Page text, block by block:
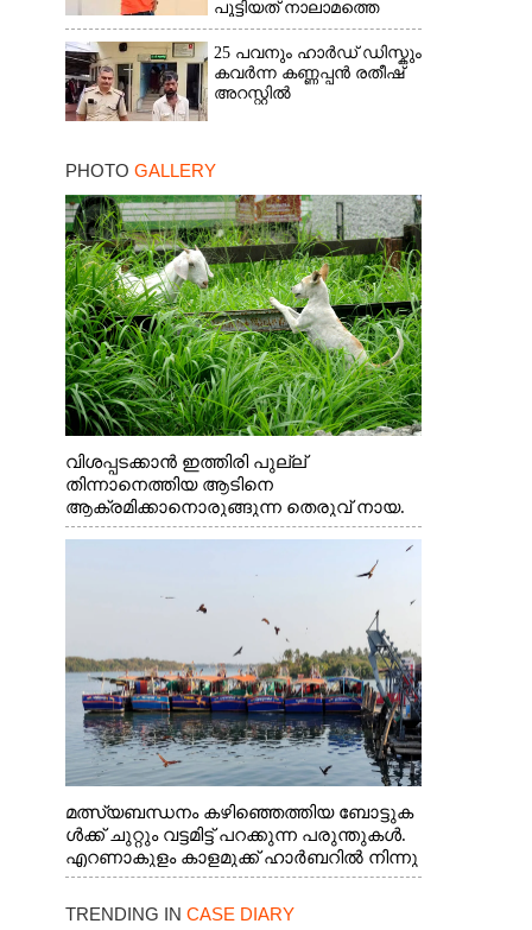
പൂട്ടിയത് നാലാമത്തെ
പോക്‌സോ കേസിൽ
25 പവനും ഹാർഡ് ഡിസ്കും
കവർന്ന കണ്ണപ്പൻ രതീഷ്
അറസ്റ്റിൽ
PHOTO GALLERY
വിശപ്പടക്കാൻ ഇത്തിരി പുല്ല്
തിന്നാനെത്തിയ ആടിനെ
ആക്രമിക്കാനൊരുങ്ങുന്ന തെരുവ് നായ.
എറണാകുളം വാത്തുരുത്തിയിൽ നിന്നുള്ള
മത്സ്യബന്ധനം കഴിഞ്ഞെത്തിയ ബോട്ടുക
ൾക്ക് ചുറ്റും വട്ടമിട്ട് പറക്കുന്ന പരുന്തുകൾ.
എറണാകുളം കാളമുക്ക് ഹാർബറിൽ നിന്നു
ള്ള കാഴ്ച
TRENDING IN CASE DIARY